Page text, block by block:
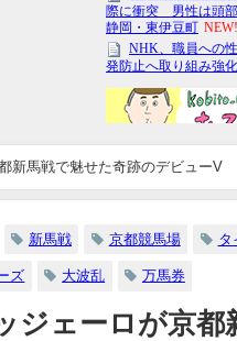
新馬戦で魅せた奇跡のデビューV
新馬戦 京都競馬場 タ
ズ 大波乱 万馬券
ジェーロが京